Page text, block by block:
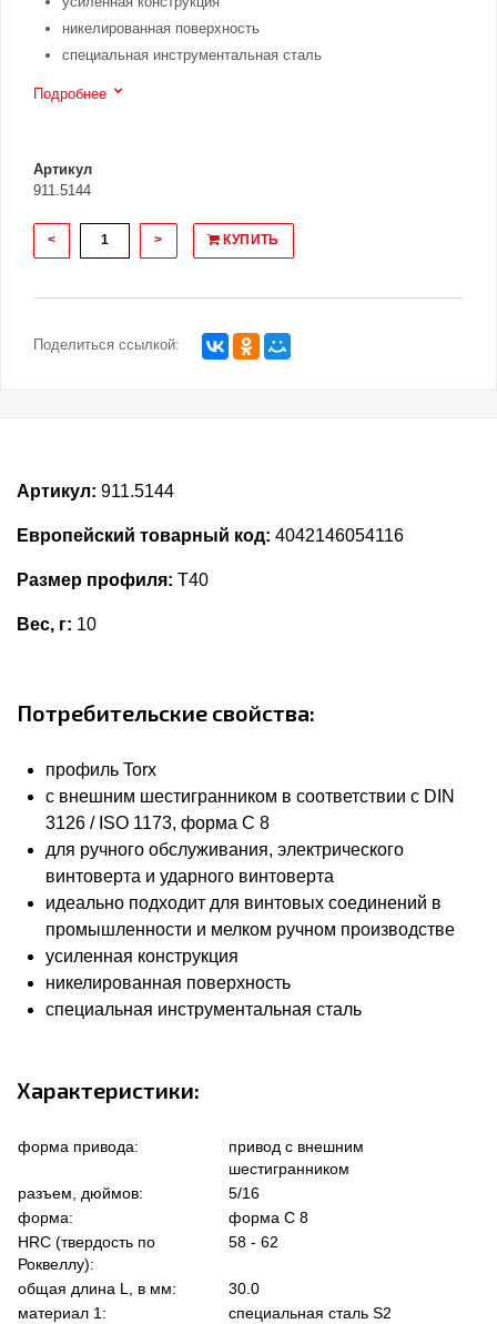
никелированная поверхность
специальная инструментальная сталь
Подробнее
Артикул
911.5144
< > КУПИТЬ
Поделиться ссылкой:
Артикул: 911.5144
Европейский товарный код: 4042146054116
Размер профиля: T40
Вес, г: 10
Потребительские свойства:
профиль Torx
с внешним шестигранником в соответствии с DIN
3126 / ISO 1173, форма С 8
для ручного обслуживания, электрического
винтоверта и ударного винтоверта
идеально подходит для винтовых соединений в
промышленности и мелком ручном производстве
усиленная конструкция
никелированная поверхность
специальная инструментальная сталь
Характеристики:
форма привода:
привод с внешним
шестигранником
разъем, дюймов:
5/16
форма:
форма C 8
HRC (твердость по
Роквеллу):
58 - 62
общая длина L, в мм:
30.0
материал 1:
специальная сталь S2